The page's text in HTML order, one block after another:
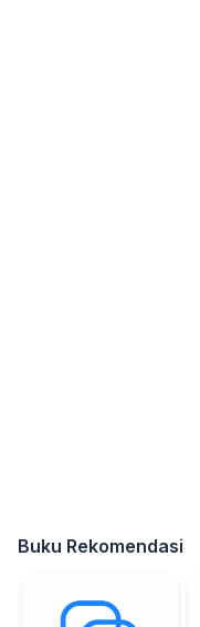
Buku Rekomendasi